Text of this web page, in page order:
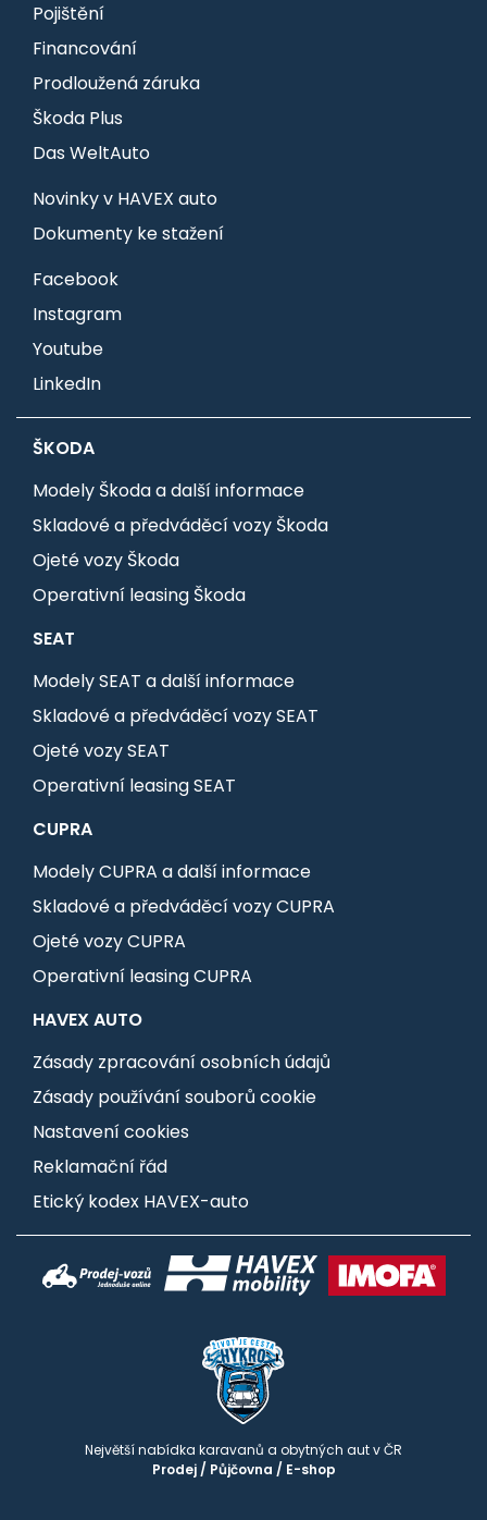
Pojištění
Financování
Prodloužená záruka
Škoda Plus
Das WeltAuto
Novinky v HAVEX auto
Dokumenty ke stažení
Facebook
Instagram
Youtube
LinkedIn
ŠKODA
Modely Škoda a další informace
Skladové a předváděcí vozy Škoda
Ojeté vozy Škoda
Operativní leasing Škoda
SEAT
Modely SEAT a další informace
Skladové a předváděcí vozy SEAT
Ojeté vozy SEAT
Operativní leasing SEAT
CUPRA
Modely CUPRA a další informace
Skladové a předváděcí vozy CUPRA
Ojeté vozy CUPRA
Operativní leasing CUPRA
HAVEX AUTO
Zásady zpracování osobních údajů
Zásady používání souborů cookie
Nastavení cookies
Reklamační řád
Etický kodex HAVEX-auto
Největší nabídka karavanů a obytných aut v ČR
Prodej/ Půjčovna / E-shop